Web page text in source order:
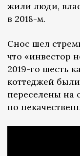
жили люди,
в 2018-м.
Снос шел
что «инвестор
2019-го шесть
коттеджей
переселены на
но